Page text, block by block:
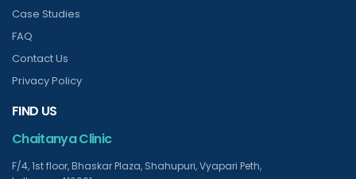
Case Studies
FAQ
Contact Us
Privacy Policy
FIND US
Chaitanya Clinic
F/4, 1st floor, Bhaskar Plaza, Shahupuri, Vyapari Peth,